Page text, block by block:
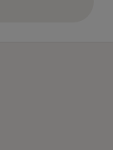
názory